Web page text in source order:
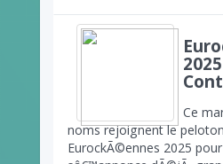
Ce
noms rejoignent le
EurockÃ©ennes 2025